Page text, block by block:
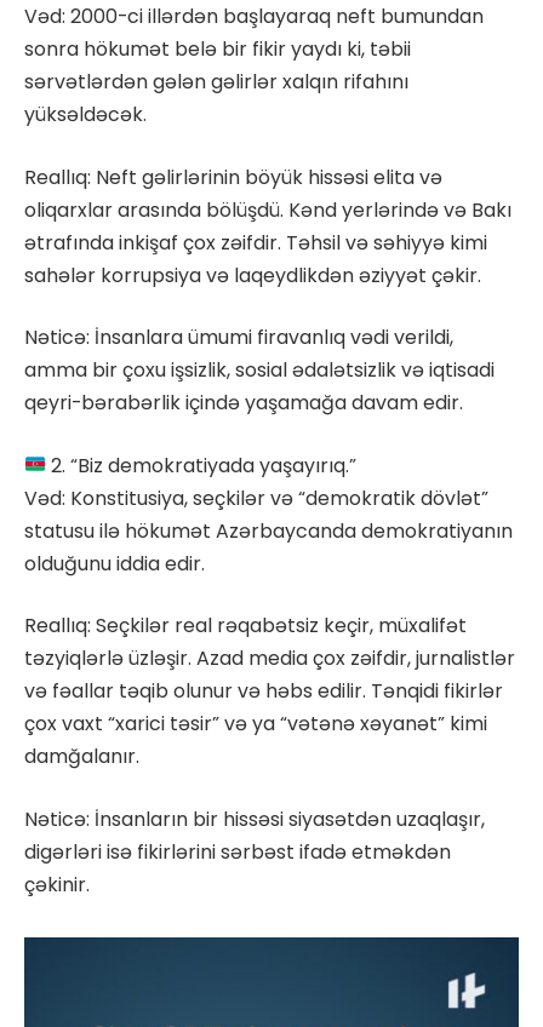
Vəd: 2000-ci illərdən başlayaraq neft bumundan
sonra hökumət belə bir fikir yaydı ki, təbii
sərvətlərdən gələn gəlirlər xalqın rifahını
yüksəldəcək.
Reallıq: Neft gəlirlərinin böyük hissəsi elita və
oliqarxlar arasında bölüşdü. Kənd yerlərində və Bakı
ətrafında inkişaf çox zəifdir. Təhsil və səhiyyə kimi
sahələr korrupsiya və laqeydlikdən əziyyət çəkir.
Nəticə: İnsanlara ümumi firavanlıq vədi verildi,
amma bir çoxu işsizlik, sosial ədalətsizlik və iqtisadi
qeyri-bərabərlik içində yaşamağa davam edir.
2. “Biz demokratiyada yaşayırıq.”
Vəd: Konstitusiya, seçkilər və “demokratik dövlət”
statusu ilə hökumət Azərbaycanda demokratiyanın
olduğunu iddia edir.
Reallıq: Seçkilər real rəqabətsiz keçir, müxalifət
təzyiqlərlə üzləşir. Azad media çox zəifdir, jurnalistlər
və fəallar təqib olunur və həbs edilir. Tənqidi fikirlər
çox vaxt “xarici təsir” və ya “vətənə xəyanət” kimi
damğalanır.
Nəticə: İnsanların bir hissəsi siyasətdən uzaqlaşır,
digərləri isə fikirlərini sərbəst ifadə etməkdən
çəkinir.